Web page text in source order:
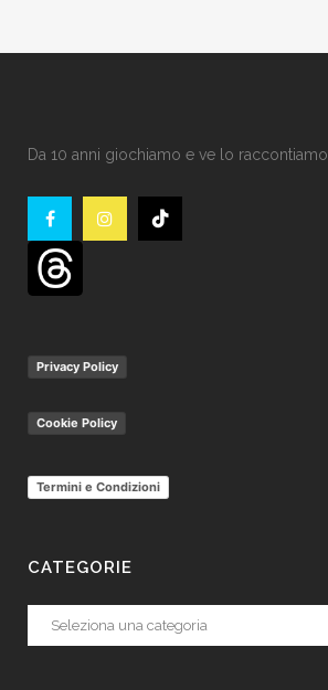
Da 10 anni giochiamo e ve lo raccontiamo.
Privacy Policy
Cookie Policy
Termini e Condizioni
CATEGORIE
Categorie